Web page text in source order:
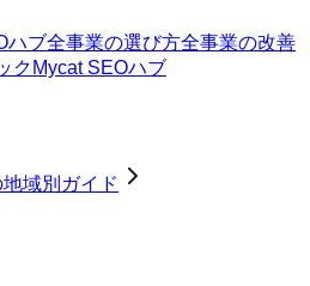
ハブ全事業の選び方全事業の改善
ク Mycat SEOハブ
域別ガイド